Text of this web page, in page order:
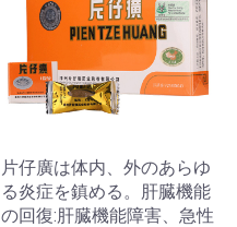
片仔廣は体内、外のあらゆ
る炎症を鎮める。肝臓機能
の回復:肝臓機能障害、急性